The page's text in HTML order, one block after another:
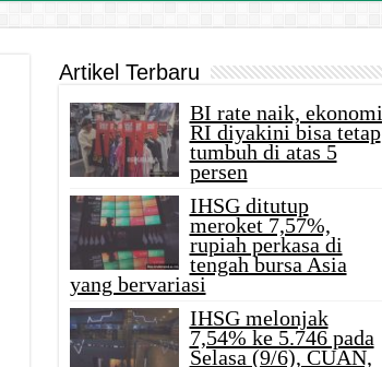
Artikel Terbaru
BI rate naik, ekonomi
RI diyakini bisa tetap
tumbuh di atas 5
persen
IHSG ditutup
meroket 7,57%,
rupiah perkasa di
tengah bursa Asia
yang bervariasi
IHSG melonjak
7,54% ke 5.746 pada
Selasa (9/6), CUAN,